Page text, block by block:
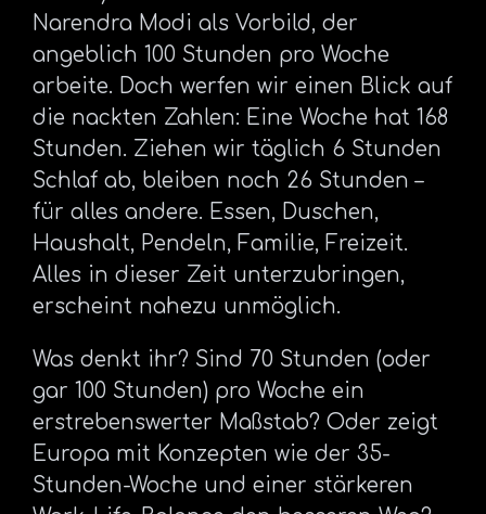
Narendra Modi als Vorbild, der
angeblich 100 Stunden pro Woche
arbeite. Doch werfen wir einen Blick auf
die nackten Zahlen: Eine Woche hat 168
Stunden. Ziehen wir täglich 6 Stunden
Schlaf ab, bleiben noch 26 Stunden –
für alles andere. Essen, Duschen,
Haushalt, Pendeln, Familie, Freizeit.
Alles in dieser Zeit unterzubringen,
erscheint nahezu unmöglich.
Was denkt ihr? Sind 70 Stunden (oder
gar 100 Stunden) pro Woche ein
erstrebenswerter Maßstab? Oder zeigt
Europa mit Konzepten wie der 35-
Stunden-Woche und einer stärkeren